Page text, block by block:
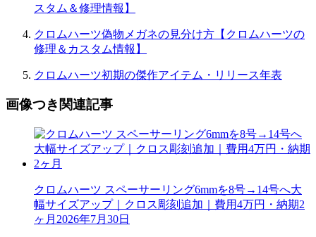
スタム＆修理情報】
クロムハーツ偽物メガネの見分け方【クロムハーツの
修理＆カスタム情報】
クロムハーツ初期の傑作アイテム・リリース年表
画像つき関連記事
クロムハーツ スペーサーリング6mmを8号→14号へ大
幅サイズアップ｜クロス彫刻追加｜費用4万円・納期2
ヶ月 2026年7月30日